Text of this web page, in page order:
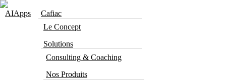
Skip to navigation
Aller au contenu principal
AIApps
Cafiac
Le Concept
Solutions
Consulting & Coaching
Nos Produits